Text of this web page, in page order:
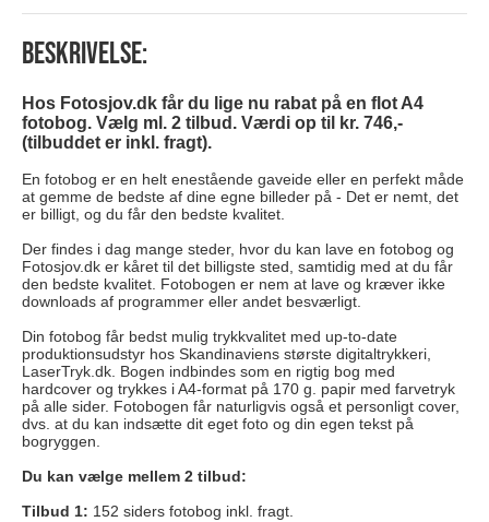
Beskrivelse:
Hos Fotosjov.dk får du lige nu rabat på en flot A4
fotobog. Vælg ml. 2 tilbud. Værdi op til kr. 746,-
(tilbuddet er inkl. fragt).
En fotobog er en helt enestående gaveide eller en perfekt måde
at gemme de bedste af dine egne billeder på - Det er nemt, det
er billigt, og du får den bedste kvalitet.
Der findes i dag mange steder, hvor du kan lave en fotobog og
Fotosjov.dk er kåret til det billigste sted, samtidig med at du får
den bedste kvalitet. Fotobogen er nem at lave og kræver ikke
downloads af programmer eller andet besværligt.
Din fotobog får bedst mulig trykkvalitet med up-to-date
produktionsudstyr hos Skandinaviens største digitaltrykkeri,
LaserTryk.dk. Bogen indbindes som en rigtig bog med
hardcover og trykkes i A4-format på 170 g. papir med farvetryk
på alle sider. Fotobogen får naturligvis også et personligt cover,
dvs. at du kan indsætte dit eget foto og din egen tekst på
bogryggen.
Du kan vælge mellem 2 tilbud:
Tilbud 1: 152 siders fotobog inkl. fragt.